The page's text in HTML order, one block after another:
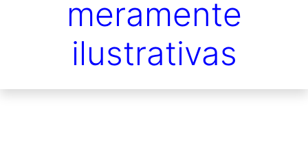
meramente
ilustrativas